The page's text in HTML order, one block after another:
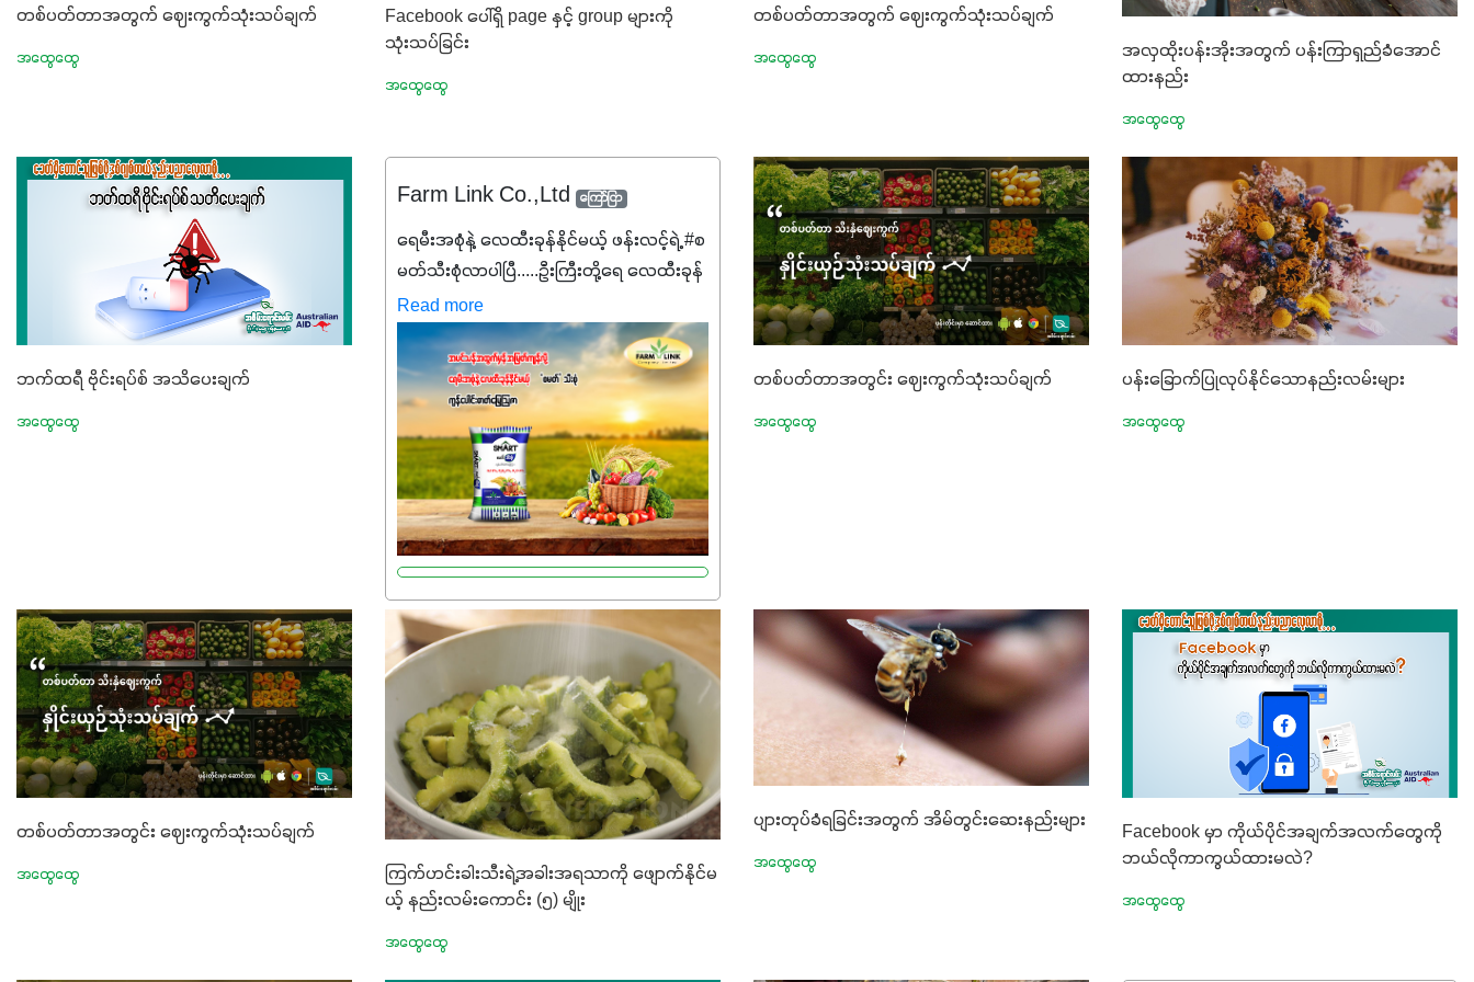
တစ်ပတ်တာအတွက် ဈေးကွက်သုံးသပ်ချက်
အထွေထွေ
Facebook ပေါ်ရှိ page နှင့် group များကို
သုံးသပ်ခြင်း
အထွေထွေ
တစ်ပတ်တာအတွက် ဈေးကွက်သုံးသပ်ချက်
အထွေထွေ
အလှထိုးပန်းအိုးအတွက် ပန်းကြာရှည်ခံအောင်
ထားနည်း
အထွေထွေ
ဘက်ထရီ ဗိုင်းရပ်စ် အသိပေးချက်
အထွေထွေ
Farm Link Co.,Ltd ကြော်ငြာ
ရေမီးအစုံနဲ့ လေထီးခုန်နိုင်မယ့် ဖန်းလင့်ရဲ့ #စ
မတ်သီးစုံလာပါပြီ.....ဦးကြီးတို့ရေ ‌လေထီးခုန်
ချင်ပေမယ့် စမတ်သီးစုံကို မသိသေးရင်တော့
ဒီစာလေးကို ဆက်ဖတ်‌ပေးပါ #စမတ်သီးစုံဆို
တာ အပင်တိုင်းအတွက် အဓိက
အာဟာရNPK (19:7:8)နဲ့ #ဟူးမစ်အက်စစ်
တို့ အချိုးကျ ပေါင်းစပ်ထားတဲ့ ကွန်ပေါင်း
ဓာတ်မြေဩဇာဖြစ်ပါတယ်။ အဓိက
အကျိုးကျေးဇူးတွေအနေနဲ့ကတော့ နိုက်ထရို
ဂျင် 19%ပါဝင်တဲ့အတွက် ကလိုရိုဖီးလ်ဖွဲ့စည်း
မှုကို အားပေးကာ သီးနှံပင်များ၏အရွက်များ
စိမ်းလန်းသန်စွမ်းပြီး အစာချက်လုပ်မှု
အားကောင်းစေပါတယ်။ အပင်၏ပင်ပိုင်းကြီး
ထွားမှုကို တိုးမြင့်စေကာ အပင်သန်၍ အကြီး
မြန်စေပါတယ်။ သင့်တော်တဲ့ Phosphorus
7%ပါဝင်မှုကြောင့် အပင်ရဲ့ အမြစ်ဖွဲ့စည်း
တည်ဆောက်မှုကို ပို၍သန်မာလာအောင်
အားပေးပါတယ်။ ဒါ့အပြင် ပန်းပွင့်ခြင်း၊
အသီးသီးခြင်း၊အစေ့တည်ခြင်းလုပ်ငန်းစဉ်
များကိုလည်း အားပေးပါတယ်။ လုံလောက်တဲ့
ရာသီဥတုဒဏ်ခံနိုင်ရည်ရှိမှုကို မြင့်တက်စေပြီး
အသီးအရည်အသွေး၊ အရွယ်အစားနဲ့
အရသာ ပိုမိုကောင်းမွန်စေဖို့အတွက် လိုအပ်
Read more
တစ်ပတ်တာအတွင်း ဈေးကွက်သုံးသပ်ချက်
အထွေထွေ
ပန်းခြောက်ပြုလုပ်နိုင်သောနည်းလမ်းများ
အထွေထွေ
တစ်ပတ်တာအတွင်း ဈေးကွက်သုံးသပ်ချက်
အထွေထွေ
ကြက်ဟင်းခါးသီးရဲ့အခါးအရသာကို ဖျောက်နိုင်မ
ယ့် နည်းလမ်းကောင်း (၅) မျိုး
အထွေထွေ
ပျားတုပ်ခံရခြင်းအတွက် အိမ်တွင်းဆေးနည်းများ
အထွေထွေ
Facebook မှာ ကိုယ်ပိုင်အချက်အလက်တွေကို
ဘယ်လိုကာကွယ်ထားမလဲ?
အထွေထွေ